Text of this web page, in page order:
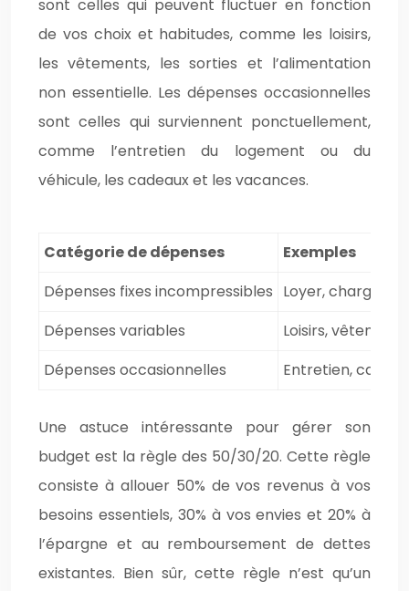
sont celles qui peuvent fluctuer en fonction
de vos choix et habitudes, comme les loisirs,
les vêtements, les sorties et l’alimentation
non essentielle. Les dépenses occasionnelles
sont celles qui surviennent ponctuellement,
comme l’entretien du logement ou du
véhicule, les cadeaux et les vacances.
Catégorie de dépenses
Exemples
Dépenses fixes incompressibles Loyer, charges,
Dépenses variables
Loisirs,
Dépenses occasionnelles
Entretien,
Une astuce intéressante pour gérer son
budget est la règle des 50/30/20. Cette règle
consiste à allouer 50% de vos revenus à vos
besoins essentiels, 30% à vos envies et 20% à
l’épargne et au remboursement de dettes
existantes. Bien sûr, cette règle n’est qu’un